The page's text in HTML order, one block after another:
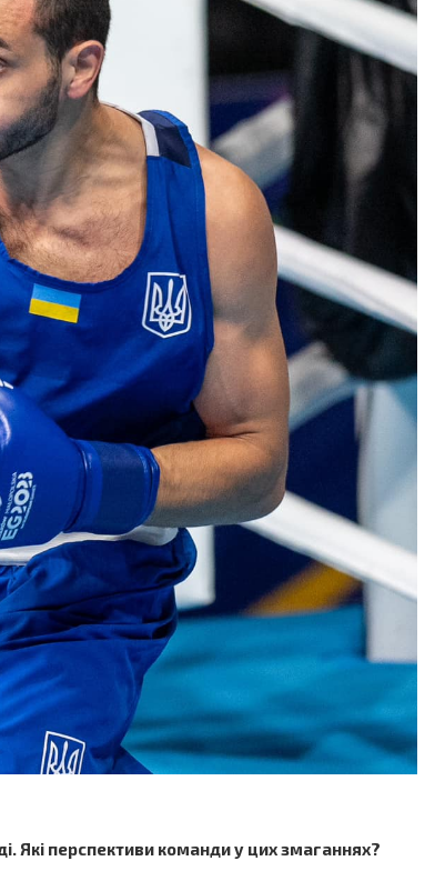
Які перспективи команди у цих змаганнях?